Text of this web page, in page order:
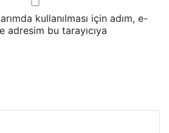
kullanılması için adım, e-
adresim bu tarayıcıya